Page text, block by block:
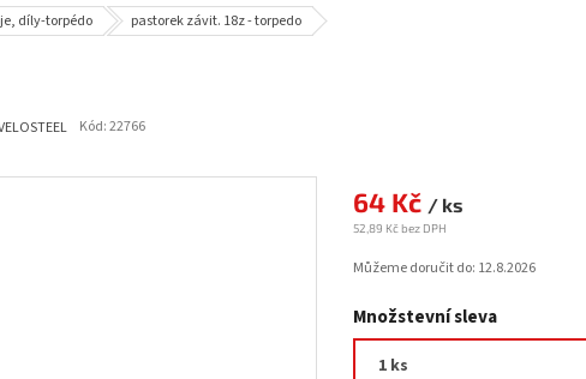
díly-torpédo pastorek závit. 18z - torpedo
Kód:22766
64 Kč / ks
52,89 Kč bez DPH
Měrná
cena:
Můžeme doručit do: 12.8.2026
Množstevní sleva
1 ks